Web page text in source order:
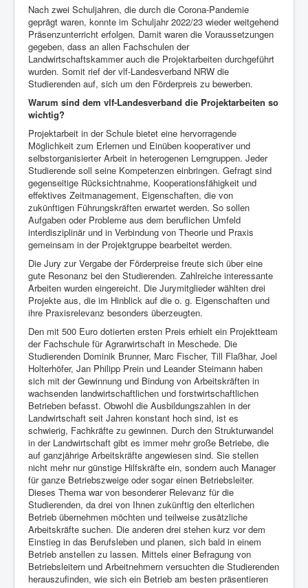
Nach zwei Schuljahren, die durch die Corona-Pandemie
geprägt waren, konnte im Schuljahr 2022/23 wieder weitgehend
Präsenzunterricht erfolgen. Damit waren die Voraussetzungen
gegeben, dass an allen Fachschulen der
Landwirtschaftskammer auch die Projektarbeiten durchgeführt
wurden. Somit rief der vlf-Landesverband NRW die
Studierenden auf, sich um den Förderpreis zu bewerben.
Warum sind dem vlf-Landesverband die Projektarbeiten so
wichtig?
Projektarbeit in der Schule bietet eine hervorragende
Möglichkeit zum Erlernen und Einüben kooperativer und
selbstorganisierter Arbeit in heterogenen Lerngruppen. Jeder
Studierende soll seine Kompetenzen einbringen. Gefragt sind
gegenseitige Rücksichtnahme, Kooperationsfähigkeit und
effektives Zeitmanagement, Eigenschaften, die von
zukünftigen Führungskräften erwartet werden. So sollen
Aufgaben oder Probleme aus dem beruflichen Umfeld
interdisziplinär und in Verbindung von Theorie und Praxis
gemeinsam in der Projektgruppe bearbeitet werden.
Die Jury zur Vergabe der Förderpreise freute sich über eine
gute Resonanz bei den Studierenden. Zahlreiche interessante
Arbeiten wurden eingereicht. Die Jurymitglieder wählten drei
Projekte aus, die im Hinblick auf die o. g. Eigenschaften und
ihre Praxisrelevanz besonders überzeugten.
Den mit 500 Euro dotierten ersten Preis erhielt ein Projektteam
der Fachschule für Agrarwirtschaft in Meschede. Die
Studierenden Dominik Brunner, Marc Fischer, Till Flaßhar, Joel
Holterhöfer, Jan Philipp Prein und Leander Steimann haben
sich mit der Gewinnung und Bindung von Arbeitskräften in
wachsenden landwirtschaftlichen und forstwirtschaftlichen
Betrieben befasst. Obwohl die Ausbildungszahlen in der
Landwirtschaft seit Jahren konstant hoch sind, ist es
schwierig, Fachkräfte zu gewinnen. Durch den Strukturwandel
in der Landwirtschaft gibt es immer mehr große Betriebe, die
auf ganzjährige Arbeitskräfte angewiesen sind. Sie stellen
nicht mehr nur günstige Hilfskräfte ein, sondern auch Manager
für ganze Betriebszweige oder sogar einen Betriebsleiter.
Dieses Thema war von besonderer Relevanz für die
Studierenden, da drei von Ihnen zukünftig den elterlichen
Betrieb übernehmen möchten und teilweise zusätzliche
Arbeitskräfte suchen. Die anderen drei stehen kurz vor dem
Einstieg in das Berufsleben und planen, sich bald in einem
Betrieb anstellen zu lassen. Mittels einer Befragung von
Betriebsleitern und Arbeitnehmern versuchten die Studierenden
herauszufinden, wie sich ein Betrieb am besten präsentieren